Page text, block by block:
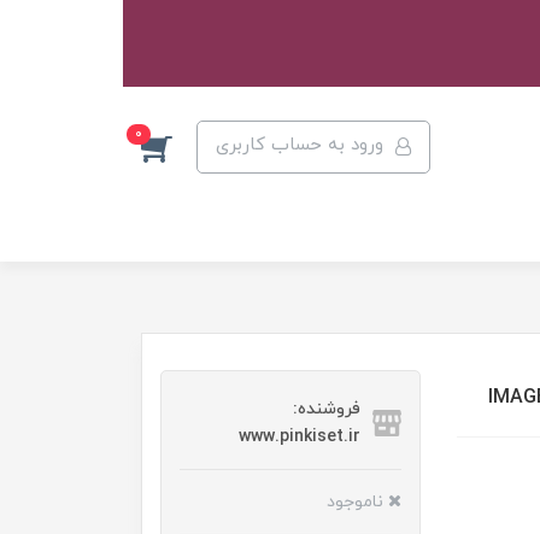
ورود به حساب کاربری 0
فروشنده:
www.pinkiset.ir
ناموجود